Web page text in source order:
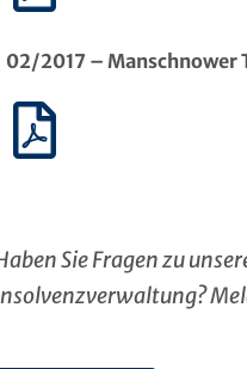
02/2017 – Manschnower
Sie Fragen zu